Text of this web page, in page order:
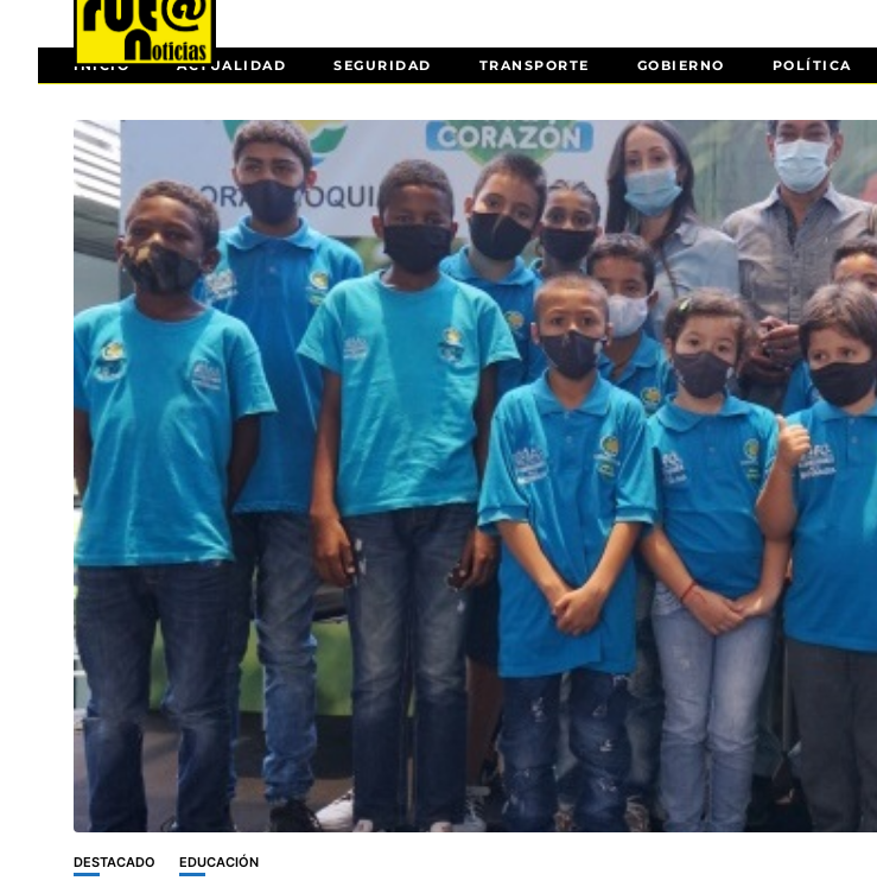
INICIO ACTUALIDAD SEGURIDAD TRANSPORTE GOBIERNO POLÍTICA
DESTACADO EDUCACIÓN